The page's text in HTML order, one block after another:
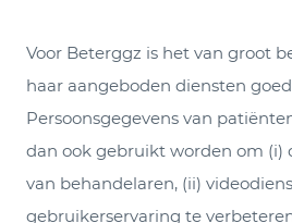
Voor Beterggz is het van groot
haar aangeboden diensten
Persoonsgegevens van
dan ook gebruikt worden om (i)
van behandelaren, (ii)
gebruikerservaring te